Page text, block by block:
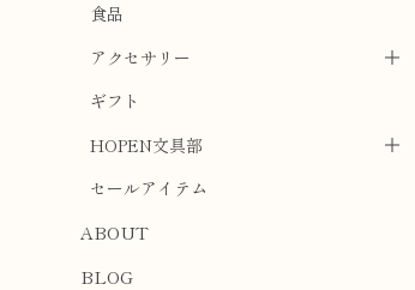
食品
アクセサリー
ギフト
HOPEN文具部
セールアイテム
ABOUT
BLOG